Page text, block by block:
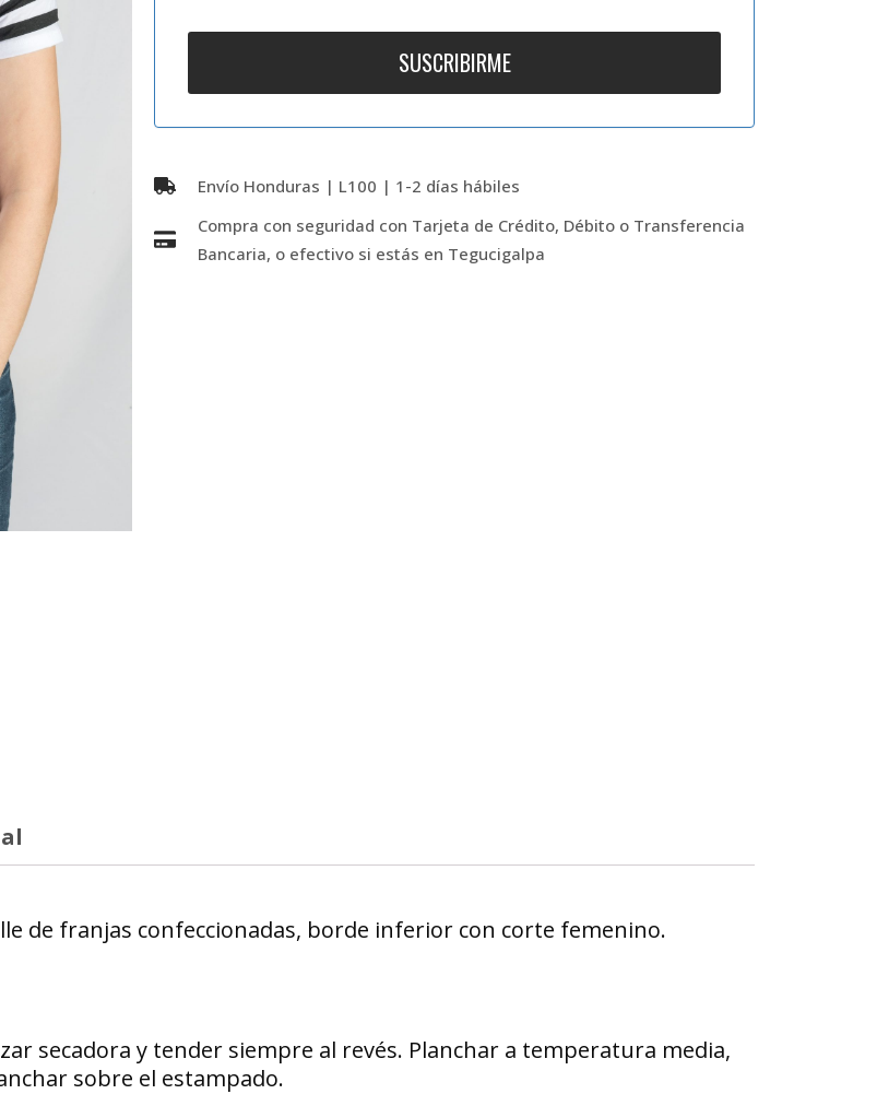
Envío Honduras | L100 | 1-2 días hábiles
Compra con seguridad con Tarjeta de Crédito, Débito o Transferencia
Bancaria, o efectivo si estás en Tegucigalpa
de franjas confeccionadas, borde inferior con corte femenino.
secadora y tender siempre al revés. Planchar a temperatura media,
sobre el estampado.